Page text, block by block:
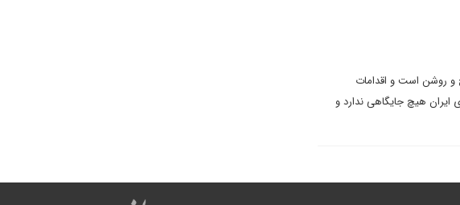
و روشن است و اقدامات
هیچ جایگاهی ندارد و